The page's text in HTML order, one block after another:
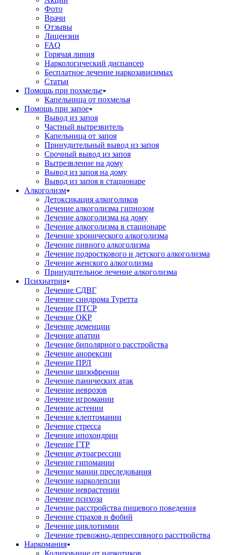
Фото
Врачи
Отзывы
Лицензии
FAQ
Горячая линия
Наркологический диспансер
Бесплатное лечение наркозависимых
Статьи
Помощь при похмелье
Капельница от похмелья
Помощь при запое
Вывод из запоя
Частный вытрезвитель
Капельница от запоя
Принудительный вывод из запоя
Срочный вывод из запоя
Вытрезвление на дому
Вывод из запоя на дому
Вывод из запоя в стационаре
Алкоголизм
Детоксикация алкоголиков
Лечение алкоголизма гипнозом
Лечение алкоголизма на дому
Лечение алкоголизма в стационаре
Лечение хронического алкоголизма
Лечение пивного алкоголизма
Лечение подросткового и детского алкоголизма
Лечение женского алкоголизма
Принудительное лечение алкоголизма
Психиатрия
Лечение СДВГ
Лечение синдрома Туретта
Лечение ПТСР
Лечение ОКР
Лечение деменции
Лечение апатии
Лечение биполярного расстройства
Лечение анорексии
Лечение ПРЛ
Лечение шизофрении
Лечение панических атак
Лечение неврозов
Лечение игромании
Лечение астении
Лечение клептомании
Лечение стресса
Лечение ипохондрии
Лечение ГТР
Лечение аутоагрессии
Лечение гипомании
Лечение мании преследования
Лечение нарколепсии
Лечение неврастении
Лечение психоза
Лечение расстройства пищевого поведения
Лечение страхов и фобий
Лечение циклотимии
Лечение тревожно-депрессивного расстройства
Наркомания
Кодирование от наркотиков